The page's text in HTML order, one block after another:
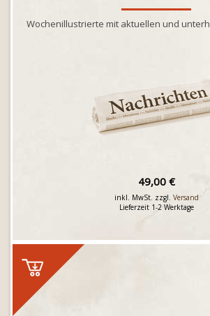
Wochenillustrierte mit aktuellen und
49,00 €
inkl. MwSt. zzgl. Versand
Lieferzeit 1-2 Werktage